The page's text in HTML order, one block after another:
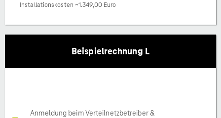
Installationskosten ~1.349,00 Euro
Beispielrechnung L
Anmeldung beim Verteilnetzbetreiber &